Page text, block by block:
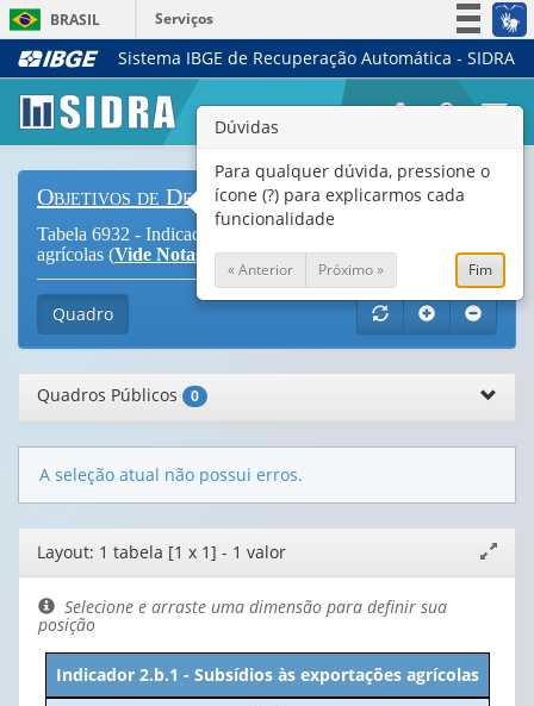
BRASIL
Serviços
Simplifique!
Legislação
Canais
Sistema IBGE de Recuperação Automática - SIDRA
Objetivos de Desenvolvimento Sustentável
Tabela 6932 - Indicador 2.b.1 - Subsídios às exportações
agrícolas (Vide Notas
Quadro
Quadros Públicos 0
A seleção atual não possui erros.
Editor
de
layout
janela
Layout: 1 tabela [1 x 1] - 1 valor
Selecione e arraste uma dimensão para definir sua
posição
Indicador 2.b.1 - Subsídios às exportações agrícolas
Dúvidas
Para qualquer dúvida, pressione o
ícone (?) para explicarmos cada
funcionalidade
« Anterior Próximo » Fim